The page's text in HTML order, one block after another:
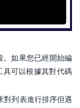
。如果您已經開始編
具可以根據其對代碼
對列表進行排序但遇